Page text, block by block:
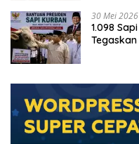
30 Mei 2026
1.098